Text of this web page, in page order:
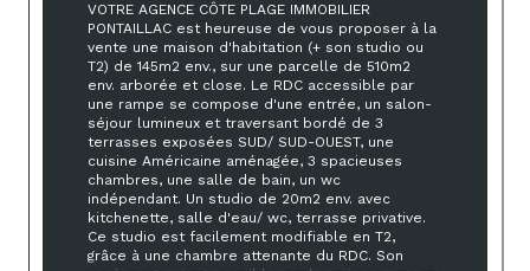
VOTRE AGENCE CÔTE PLAGE IMMOBILIER
PONTAILLAC est heureuse de vous proposer à la
vente une maison d'habitation (+ son studio ou
T2) de 145m2 env., sur une parcelle de 510m2
env. arborée et close. Le RDC accessible par
une rampe se compose d'une entrée, un salon-
séjour lumineux et traversant bordé de 3
terrasses exposées SUD/ SUD-OUEST, une
cuisine Américaine aménagée, 3 spacieuses
chambres, une salle de bain, un wc
indépendant. Un studio de 20m2 env. avec
kitchenette, salle d'eau/ wc, terrasse privative.
Ce studio est facilement modifiable en T2,
grâce à une chambre attenante du RDC. Son